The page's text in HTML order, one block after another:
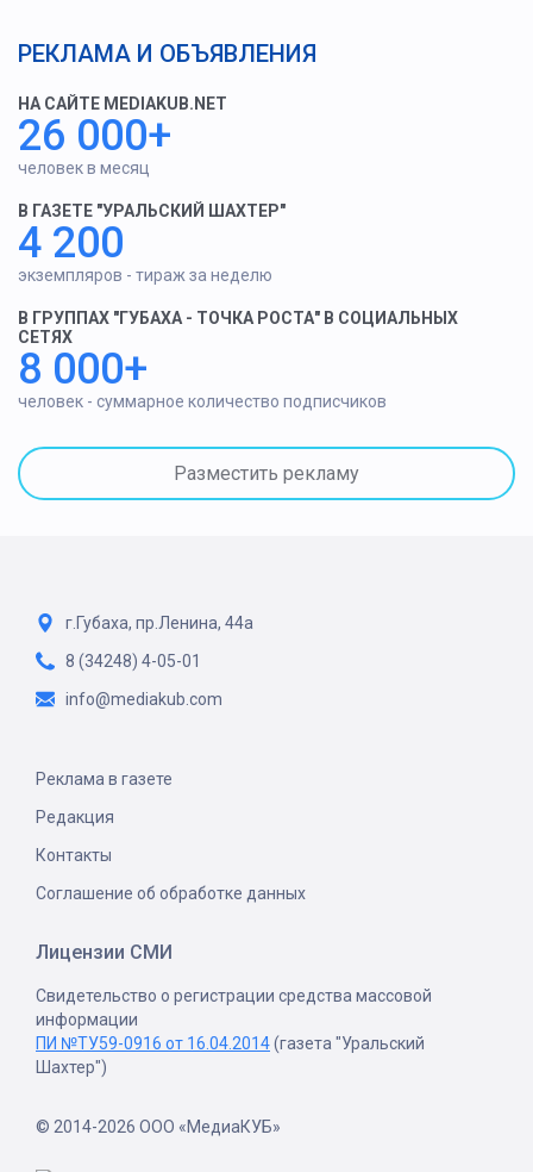
РЕКЛАМА И ОБЪЯВЛЕНИЯ
НА САЙТЕ MEDIAKUB.NET
26 000+
человек в месяц
В ГАЗЕТЕ "УРАЛЬСКИЙ ШАХТЕР"
4 200
экземпляров - тираж за неделю
В ГРУППАХ "ГУБАХА - ТОЧКА РОСТА" В СОЦИАЛЬНЫХ
СЕТЯХ
8 000+
человек - суммарное количество подписчиков
Разместить рекламу
г.Губаха, пр.Ленина, 44а
8 (34248) 4-05-01
info@mediakub.com
Реклама в газете
Редакция
Контакты
Соглашение об обработке данных
Лицензии СМИ
Свидетельство о регистрации средства массовой
информации
ПИ №ТУ59-0916 от 16.04.2014(газета "Уральский
Шахтер")
© 2014-2026 ООО «МедиаКУБ»